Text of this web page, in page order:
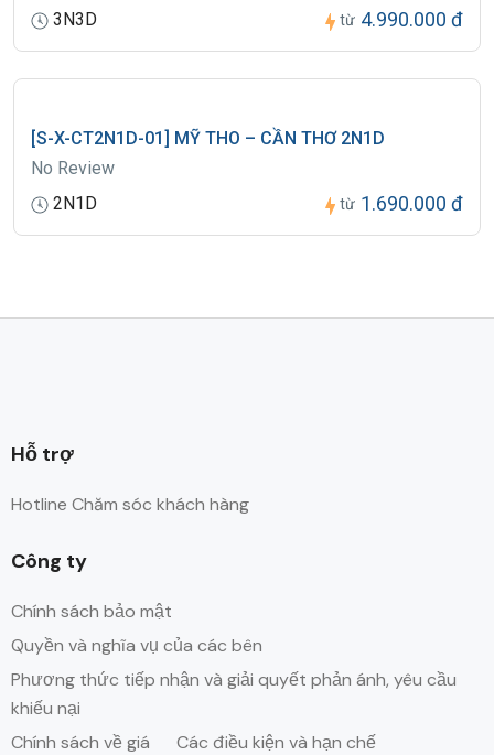
3N3D
từ 4.990.000 đ
[S-X-CT2N1D-01] MỸ THO – CẦN THƠ 2N1D
No Review
2N1D
từ 1.690.000 đ
Hỗ trợ
Hotline Chăm sóc khách hàng
Công ty
Chính sách bảo mật
Quyền và nghĩa vụ của các bên
Phương thức tiếp nhận và giải quyết phản ánh, yêu cầu
khiếu nại
Chính sách về giá
Các điều kiện và hạn chế